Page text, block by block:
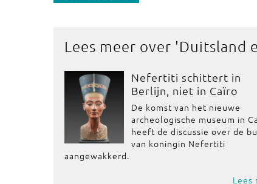
Lees meer over 'Duitsland
Nefertiti schittert in
Berlijn, niet in Caïro
De komst van het nieuwe
archeologische museum in
heeft de discussie over de
van koningin Nefertiti
aangewakkerd.
Lees